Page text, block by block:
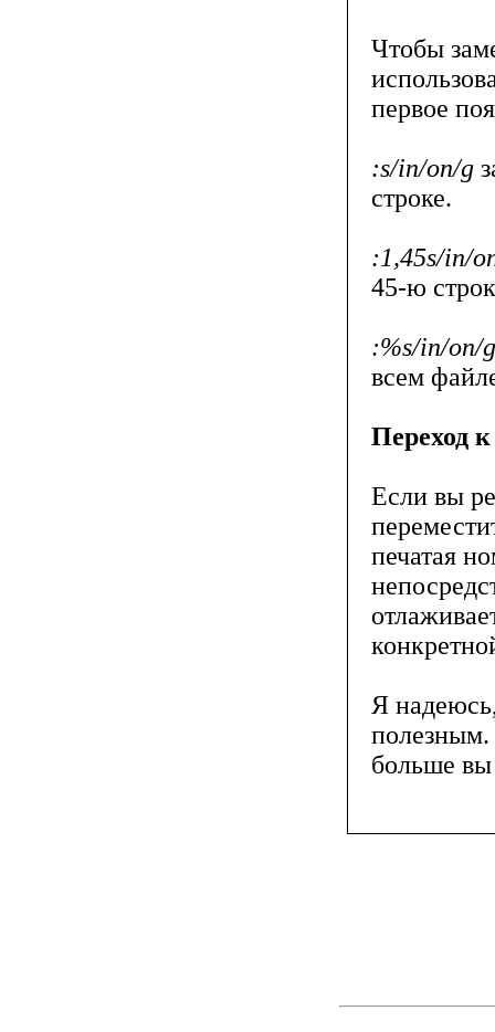
Чтобы
первое
:s/in/on/g
строке.
:1,45s/in/
45-ю
:%s/in/on/g
всем
Переход к
Если вы
печатая
Я
полезным.
больше вы